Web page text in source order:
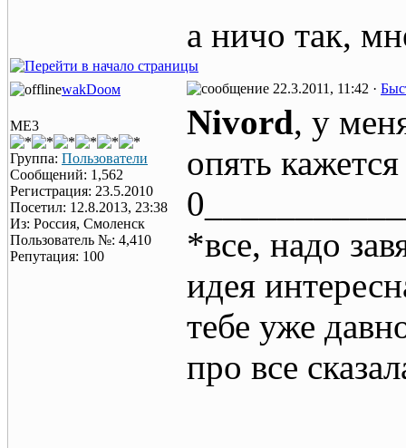
а ничо так,
wаkDоом 22.3.2011, 11:42 ·
ME3
Группа: Пользователи
Сообщений: 1,562
Регистрация: 23.5.2010
Посетил: 12.8.2013, 23:38
Из: Россия, Смоленск
Пользователь №: 4,410
Репутация: 100
Nivord, у
опять кажется
*все, надо
идея
тебе уже
про все